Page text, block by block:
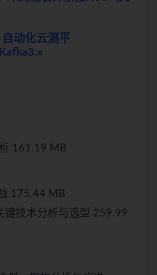
动化云测平
161.19 MB
175.44 MB
键技术分析与选型 259.99